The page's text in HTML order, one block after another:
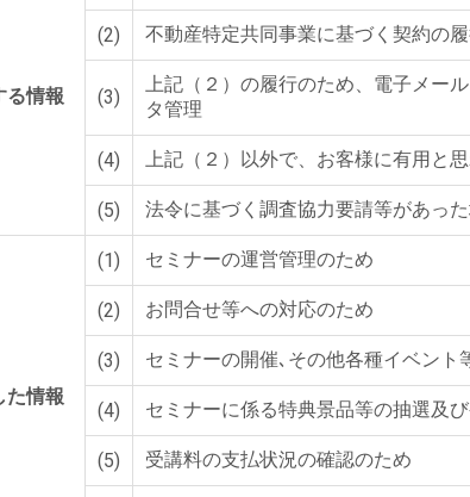
る情報
(2) 不動産特定共同事業に基づく契約の
(3)
上記（２）の履行のため、電子メー
タ管理
(4) 上記（２）以外で、お客様に有用と
(5) 法令に基づく調査協力要請等があっ
た情報
(1) セミナーの運営管理のため
(2) お問合せ等への対応のため
(3) セミナーの開催､その他各種イベン
(4) セミナーに係る特典景品等の抽選及
(5) 受講料の支払状況の確認のため